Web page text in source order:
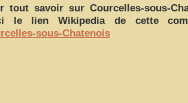
tout savoir sur Courcelles-sous-
le lien Wikipedia de cette
sous-Chatenois